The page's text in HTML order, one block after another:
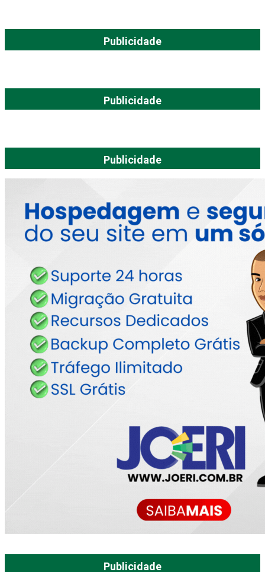
Publicidade
Publicidade
Publicidade
Publicidade